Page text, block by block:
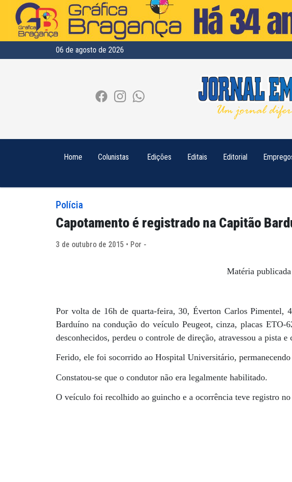
06 de agosto de 2026
Home Colunistas Edições Editais Editorial
Polícia
Capotamento é registrado na Capitão
3 de outubro de 2015 • Por -
Matéria
Por volta de 16h de quarta-feira, 30, Éverton Carlos Pimentel,
Barduíno na condução do veículo Peugeot, cinza, placas ETO-
desconhecidos, perdeu o controle de direção, atravessou a pista e
Ferido, ele foi socorrido ao Hospital Universitário,
Constatou-se que o condutor não era legalmente habilitado.
O veículo foi recolhido ao guincho e a ocorrência teve registro